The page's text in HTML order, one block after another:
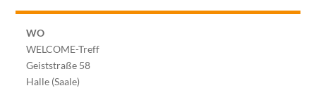
WO
WELCOME-Treff
Geiststraße 58
Halle (Saale)